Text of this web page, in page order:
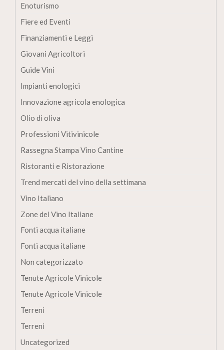
Enoturismo
Fiere ed Eventi
Finanziamenti e Leggi
Giovani Agricoltori
Guide Vini
Impianti enologici
Innovazione agricola enologica
Olio di oliva
Professioni Vitivinicole
Rassegna Stampa Vino Cantine
Ristoranti e Ristorazione
Trend mercati del vino della settimana
Vino Italiano
Zone del Vino Italiane
Fonti acqua italiane
Fonti acqua italiane
Non categorizzato
Tenute Agricole Vinicole
Tenute Agricole Vinicole
Terreni
Terreni
Uncategorized